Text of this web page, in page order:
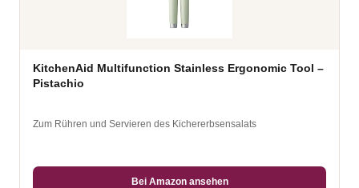
KitchenAid Multifunction Stainless Ergonomic Tool –
Pistachio
Zum Rühren und Servieren des Kichererbsensalats
Bei Amazon ansehen